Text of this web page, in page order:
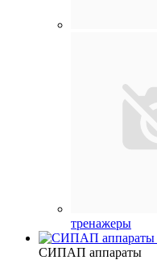
тренажеры
СИПАП аппараты